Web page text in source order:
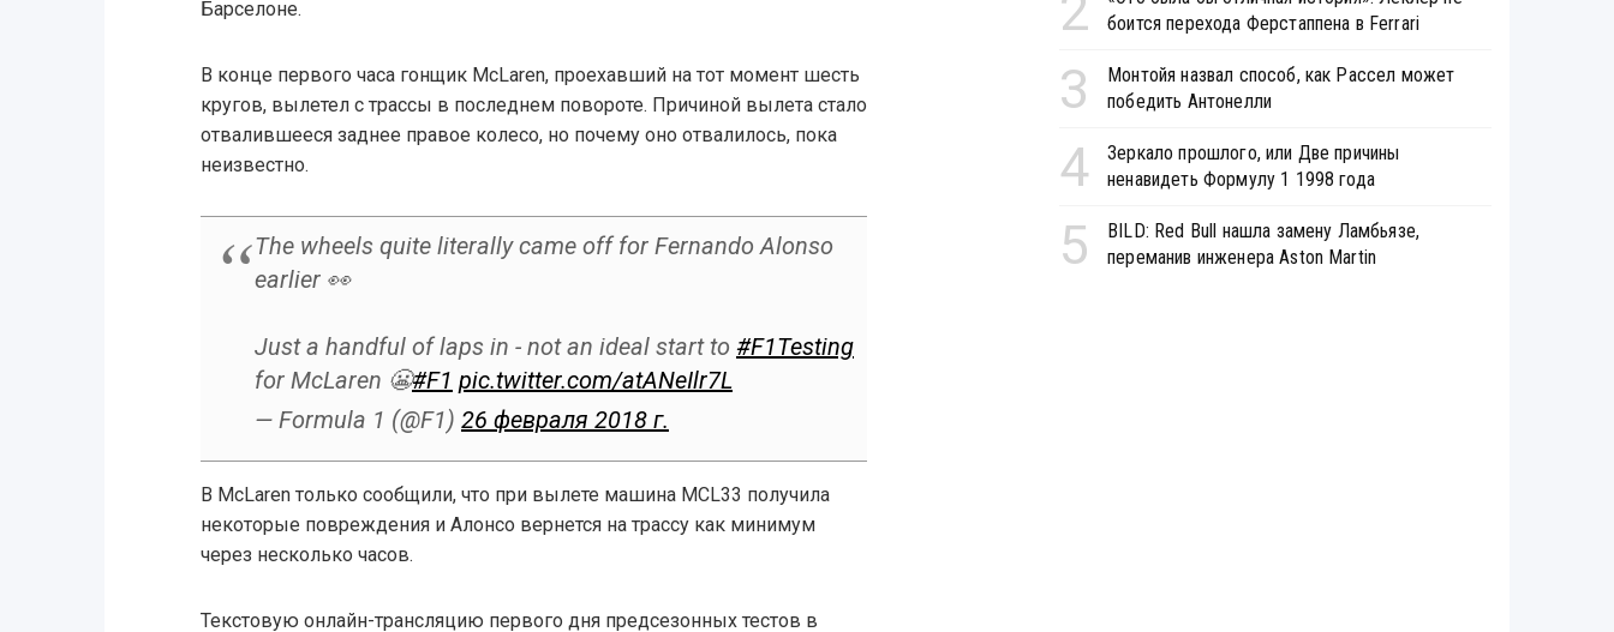
Барселоне.
В конце первого часа гонщик McLaren, проехавший на тот момент шесть
кругов, вылетел с трассы в последнем повороте. Причиной вылета стало
отвалившееся заднее правое колесо, но почему оно отвалилось, пока
неизвестно.
The wheels quite literally came off for Fernando Alonso
earlier 👀
Just a handful of laps in - not an ideal start to #F1Testing
for McLaren 😬#F1 pic.twitter.com/atANeIlr7L
— Formula 1 (@F1) 26 февраля 2018 г.
В McLaren только сообщили, что при вылете машина MCL33 получила
некоторые повреждения и Алонсо вернется на трассу как минимум
через несколько часов.
Текстовую онлайн-трансляцию первого дня предсезонных тестов в
боится перехода Ферстаппена в Ferrari
3
Монтойя назвал способ, как Рассел может
победить Антонелли
4
Зеркало прошлого, или Две причины
ненавидеть Формулу 1 1998 года
5
BILD: Red Bull нашла замену Ламбьязе,
переманив инженера Aston Martin